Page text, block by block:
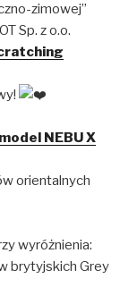
zimowej”
Sp. z o.o.
model NEBU X
orientalnych
wyróżnienia:
brytyjskich Grey